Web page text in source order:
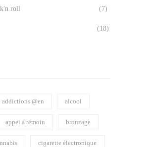
et
COURIR SANS
roll (7)
(18)
addictions @en alcool
appel à témoin bronzage
cigarette électronique